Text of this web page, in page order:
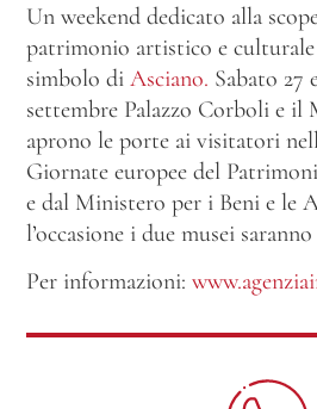
Un weekend dedicato alla
patrimonio artistico e
simbolo di Asciano. Sabato 27
settembre Palazzo Corboli e il
aprono le porte ai visitatori
Giornate europee del
e dal Ministero per i Beni e le
l’occasione i due musei
Per informazioni: